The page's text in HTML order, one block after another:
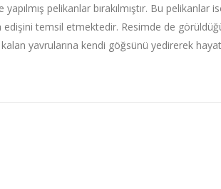
pelikanlar bırakılmıştır. Bu pelikanlar
edişini temsil etmektedir. Resimde de
yavrularına kendi göğsünü yedirerek